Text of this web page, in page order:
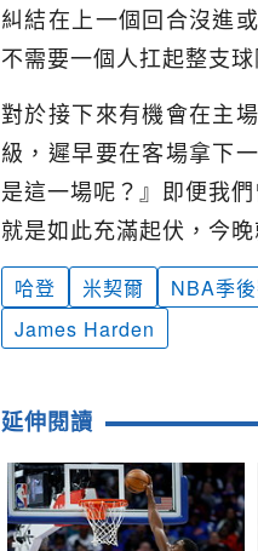
糾結在上一個回合沒進
不需要一個人扛起整支
對於接下來有機會在主
級，遲早要在客場拿下
是這一場呢？』即便我
就是如此充滿起伏，今
哈登 米契爾 NBA季
James Harden
延伸閱讀